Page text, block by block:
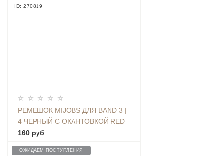
ID: 270819
РЕМЕШОК MIJOBS ДЛЯ BAND 3 |
4 ЧЕРНЫЙ С ОКАНТОВКОЙ RED
160 руб
ОЖИДАЕМ ПОСТУПЛЕНИЯ